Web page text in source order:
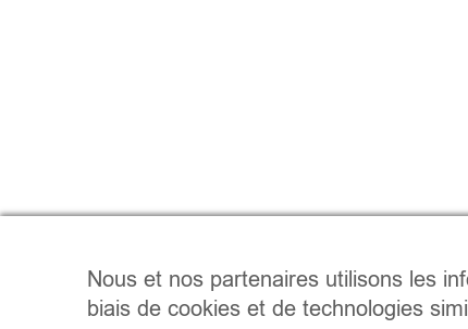
Nous et nos partenaires utilisons les
biais de cookies et de technologies